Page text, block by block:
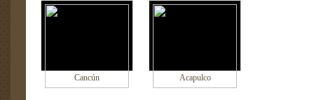
Cancún Acapulco